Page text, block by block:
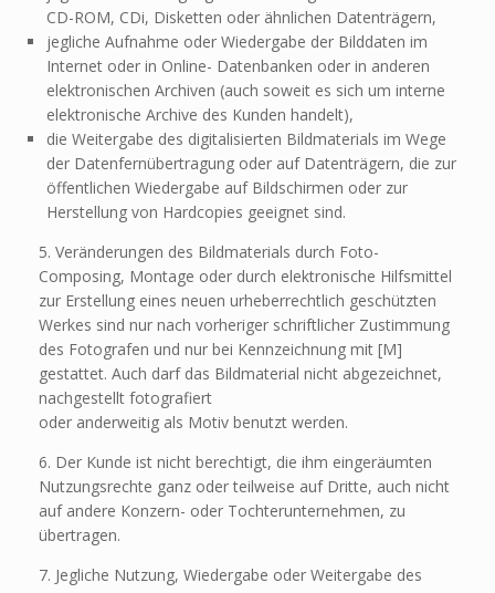
CD-ROM, CDi, Disketten oder ähnlichen Datenträgern,
jegliche Aufnahme oder Wiedergabe der Bilddaten im
Internet oder in Online- Datenbanken oder in anderen
elektronischen Archiven (auch soweit es sich um interne
elektronische Archive des Kunden handelt),
die Weitergabe des digitalisierten Bildmaterials im Wege
der Datenfernübertragung oder auf Datenträgern, die zur
öffentlichen Wiedergabe auf Bildschirmen oder zur
Herstellung von Hardcopies geeignet sind.
5. Veränderungen des Bildmaterials durch Foto-
Composing, Montage oder durch elektronische Hilfsmittel
zur Erstellung eines neuen urheberrechtlich geschützten
Werkes sind nur nach vorheriger schriftlicher Zustimmung
des Fotografen und nur bei Kennzeichnung mit [M]
gestattet. Auch darf das Bildmaterial nicht abgezeichnet,
nachgestellt fotografiert
oder anderweitig als Motiv benutzt werden.
6. Der Kunde ist nicht berechtigt, die ihm eingeräumten
Nutzungsrechte ganz oder teilweise auf Dritte, auch nicht
auf andere Konzern- oder Tochterunternehmen, zu
übertragen.
7. Jegliche Nutzung, Wiedergabe oder Weitergabe des